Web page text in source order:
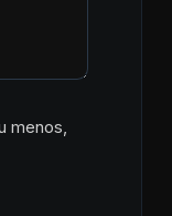
menos,